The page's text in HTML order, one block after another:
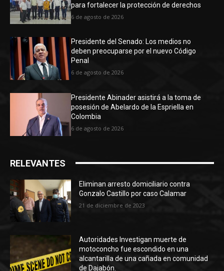
para fortalecer la protección de derechos
6 de agosto de 2026
Presidente del Senado: Los medios no
deben preocuparse por el nuevo Código
Penal
6 de agosto de 2026
Presidente Abinader asistirá a la toma de
posesión de Abelardo de la Espriella en
Colombia
6 de agosto de 2026
RELEVANTES
Eliminan arresto domiciliario contra
Gonzalo Castillo por caso Calamar
21 de diciembre de 2023
Autoridades Investigan muerte de
motoconcho fue escondido en una
alcantarilla de una cañada en comunidad
de Dajabón.